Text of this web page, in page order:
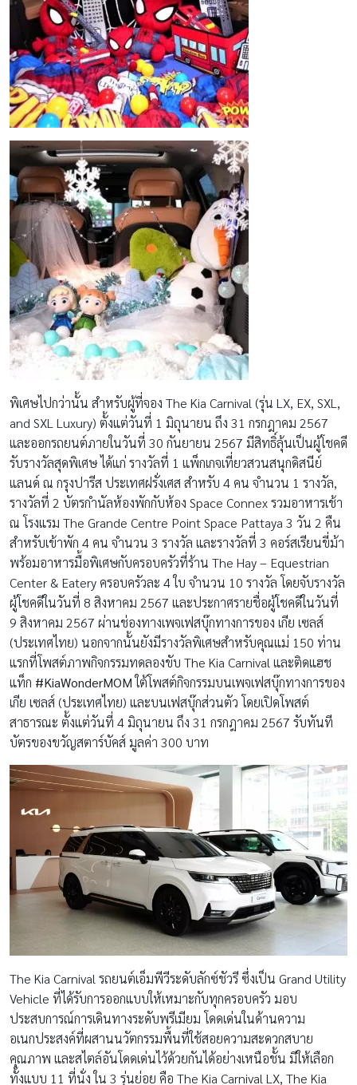
พิเศษไปกว่านั้น สำหรับผู้ที่จอง The Kia Carnival (รุ่น LX, EX, SXL,
and SXL Luxury) ตั้งแต่วันที่ 1 มิถุนายน ถึง 31 กรกฎาคม 2567
และออกรถยนต์ภายในวันที่ 30 กันยายน 2567 มีสิทธิ์ลุ้นเป็นผู้โชคดี
รับรางวัลสุดพิเศษ ได้แก่ รางวัลที่ 1 แพ็กเกจเที่ยวสวนสนุกดิสนีย์
แลนด์ ณ กรุงปารีส ประเทศฝรั่งเศส สำหรับ 4 คน จำนวน 1 รางวัล,
รางวัลที่ 2 บัตรกำนัลห้องพักกับห้อง Space Connex รวมอาหารเช้า
ณ โรงแรม The Grande Centre Point Space Pattaya 3 วัน 2 คืน
สำหรับเข้าพัก 4 คน จำนวน 3 รางวัล และรางวัลที่ 3 คอร์สเรียนขี่ม้า
พร้อมอาหารมื้อพิเศษกับครอบครัวที่ร้าน The Hay – Equestrian
Center & Eatery ครอบครัวละ 4 ใบ จำนวน 10 รางวัล โดยจับรางวัล
ผู้โชคดีในวันที่ 8 สิงหาคม 2567 และประกาศรายชื่อผู้โชคดีในวันที่
9 สิงหาคม 2567 ผ่านช่องทางเพจเฟสบุ๊กทางการของ เกีย เซลส์
(ประเทศไทย) นอกจากนั้นยังมีรางวัลพิเศษสำหรับคุณแม่ 150 ท่าน
แรกที่โพสต์ภาพกิจกรรมทดลองขับ The Kia Carnival และติดแฮช
แท็ก #KiaWonderMOMใต้โพสต์กิจกรรมบนเพจเฟสบุ๊กทางการของ
เกีย เซลส์ (ประเทศไทย) และบนเฟสบุ๊กส่วนตัว โดยเปิดโพสต์
สาธารณะ ตั้งแต่วันที่ 4 มิถุนายน ถึง 31 กรกฎาคม 2567 รับทันที
บัตรของขวัญสตาร์บัคส์ มูลค่า 300 บาท
The Kia Carnival รถยนต์เอ็มพีวีระดับลักซ์ชัวรี ซึ่งเป็น Grand Utility
Vehicle ที่ได้รับการออกแบบให้เหมาะกับทุกครอบครัว มอบ
ประสบการณ์การเดินทางระดับพรีเมียม โดดเด่นในด้านความ
อเนกประสงค์ที่ผสานนวัตกรรมพื้นที่ใช้สอยความสะดวกสบาย
คุณภาพ และสไตล์อันโดดเด่นไว้ด้วยกันได้อย่างเหนือชั้น มีให้เลือก
ทั้งแบบ 11 ที่นั่ง ใน 3 รุ่นย่อย คือ The Kia Carnival LX, The Kia